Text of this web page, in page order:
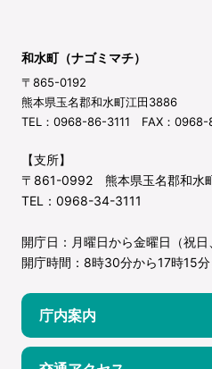
和水町（ナゴミマチ）
〒865-0192
熊本県玉名郡和水町江田3886
TEL：0968-86-3111 FAX：0968-
【支所】
〒861-0992 熊本県玉名郡和水
TEL：0968-34-3111
開庁日：月曜日から金曜日（祝日
開庁時間：8時30分から17時15
庁内案内